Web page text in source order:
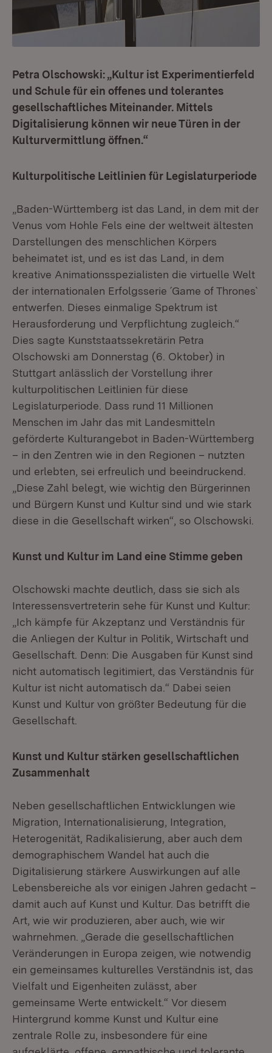
Petra Olschowski: „Kultur ist Experimentierfeld
und Schule für ein offenes und tolerantes
gesellschaftliches Miteinander. Mittels
Digitalisierung können wir neue Türen in der
Kulturvermittlung öffnen.“
Kulturpolitische Leitlinien für Legislaturperiode
„Baden-Württemberg ist das Land, in dem mit der
Venus vom Hohle Fels eine der weltweit ältesten
Darstellungen des menschlichen Körpers
beheimatet ist, und es ist das Land, in dem
kreative Animationsspezialisten die virtuelle Welt
der internationalen Erfolgsserie ´Game of Thrones`
entwerfen. Dieses einmalige Spektrum ist
Herausforderung und Verpflichtung zugleich.“
Dies sagte Kunststaatssekretärin Petra
Olschowski am Donnerstag (6. Oktober) in
Stuttgart anlässlich der Vorstellung ihrer
kulturpolitischen Leitlinien für diese
Legislaturperiode. Dass rund 11 Millionen
Menschen im Jahr das mit Landesmitteln
geförderte Kulturangebot in Baden-Württemberg
– in den Zentren wie in den Regionen – nutzten
und erlebten, sei erfreulich und beeindruckend.
„Diese Zahl belegt, wie wichtig den Bürgerinnen
und Bürgern Kunst und Kultur sind und wie stark
diese in die Gesellschaft wirken“, so Olschowski.
Kunst und Kultur im Land eine Stimme geben
Olschowski machte deutlich, dass sie sich als
Interessensvertreterin sehe für Kunst und Kultur:
„Ich kämpfe für Akzeptanz und Verständnis für
die Anliegen der Kultur in Politik, Wirtschaft und
Gesellschaft. Denn: Die Ausgaben für Kunst sind
nicht automatisch legitimiert, das Verständnis für
Kultur ist nicht automatisch da.“ Dabei seien
Kunst und Kultur von größter Bedeutung für die
Gesellschaft.
Kunst und Kultur stärken gesellschaftlichen
Zusammenhalt
Neben gesellschaftlichen Entwicklungen wie
Migration, Internationalisierung, Integration,
Heterogenität, Radikalisierung, aber auch dem
demographischem Wandel hat auch die
Digitalisierung stärkere Auswirkungen auf alle
Lebensbereiche als vor einigen Jahren gedacht –
damit auch auf Kunst und Kultur. Das betrifft die
Art, wie wir produzieren, aber auch, wie wir
wahrnehmen. „Gerade die gesellschaftlichen
Veränderungen in Europa zeigen, wie notwendig
ein gemeinsames kulturelles Verständnis ist, das
Vielfalt und Eigenheiten zulässt, aber
gemeinsame Werte entwickelt.“ Vor diesem
Hintergrund komme Kunst und Kultur eine
zentrale Rolle zu, insbesondere für eine